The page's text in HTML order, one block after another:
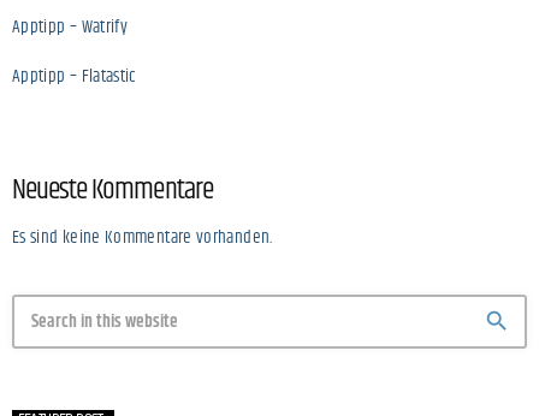
Apptipp – Watrify
Apptipp – Flatastic
Neueste Kommentare
Es sind keine Kommentare vorhanden.
search